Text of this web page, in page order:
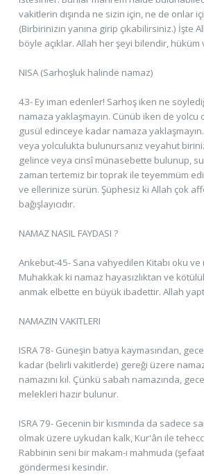
vakitlerin dışında ne sizin için, ne de onlar
(Birbirinizin yanına girip çıkabilirsiniz.) İşte
böyle açıklar. Allah her şeyi bilendir,
NISA (Sarhoşluk halinde namaz)
43- Ey iman edenler! Sarhoş iken ne
namaza yaklaşmayın. Cünüb iken de yolcu
gusül edinceye kadar namaza
veya yolculukta bulunursanız veyahut
gelince veya cinsî münasebette bulunup,
zaman tertemiz bir toprak ile teyemmüm
ve ellerinize sürün. Şüphesiz ki Allah çok
bağışlayıcıdır.
NAMAZ NASIL FAYDASI ?
Ankebut-45- Sana vahyedilen Kitabı oku ve
Muhakkak ki namaz hayasızlıktan ve
anmak elbette en büyük ibadettir. Allah
NAMAZIN VAKITLERI
ISRA 78- Güneşin batıya kaymasından,
kadar (belirli vakitlerde) gereği üzere
namazını kıl. Çünkü sabah namazında,
melekleri hazır bulunur.
ISRA 79- Gecenin bir kısmında da sadece
olmak üzere uykudan kalk, Kur'ân ile
Rabbinin seni bir makam-ı mahmuda
göndermesi kesindir.